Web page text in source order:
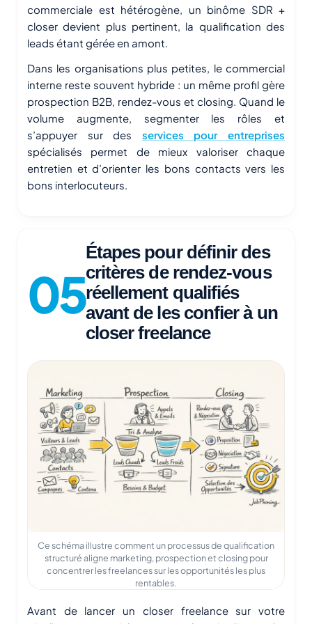
commerciale est hétérogène, un binôme SDR +
closer devient plus pertinent, la qualification des
leads étant gérée en amont.
Dans les organisations plus petites, le commercial
interne reste souvent hybride : un même profil gère
prospection B2B, rendez-vous et closing. Quand le
volume augmente, segmenter les rôles et
s’appuyer sur des services pour entreprises
spécialisés permet de mieux valoriser chaque
entretien et d’orienter les bons contacts vers les
bons interlocuteurs.
Étapes pour définir des
critères de rendez-vous
réellement qualifiés
avant de les confier à un
closer freelance
Ce schéma illustre comment un processus de qualification
structuré aligne marketing, prospection et closing pour
concentrer les freelances sur les opportunités les plus
rentables.
Avant de lancer un closer freelance sur votre